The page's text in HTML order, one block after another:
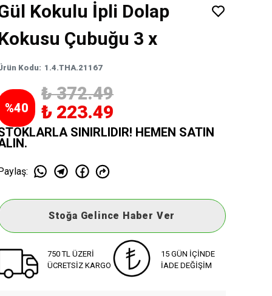
Kokulu İpli Dolap
Çubuğu 3 x
Kodu: 1.4.THA.21167
%40
₺ 372.49
₺ 223.49
SINIRLIDIR! HEMEN SATIN
:
Stoğa Gelince Haber Ver
750 TL ÜZERİ
ÜCRETSİZ KARGO
15 GÜN İÇİNDE
İADE DEĞİŞİM